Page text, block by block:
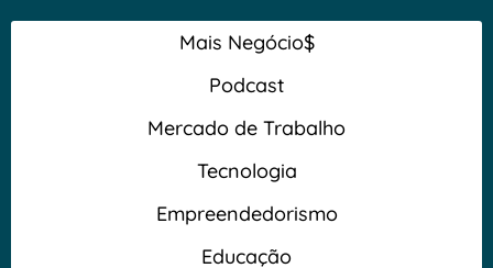
Mais Negócio$
Podcast
Mercado de Trabalho
Tecnologia
Empreendedorismo
Educação